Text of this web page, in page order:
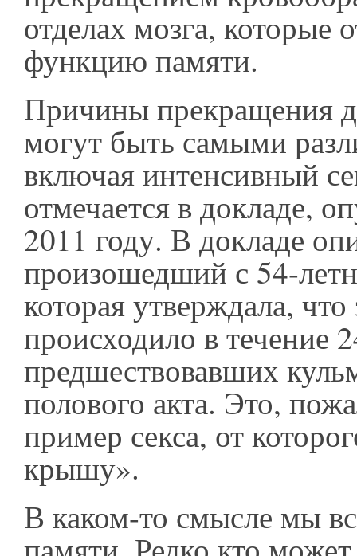
отделах мозга, которые
функцию памяти.
Причины прекращения
могут быть самыми
включая интенсивный
отмечается в докладе,
2011 году. В докладе
произошедший с 54-
которая утверждала,
происходило в течение
предшествовавших
полового акта. Это,
пример секса, от
крышу».
В каком-то смысле мы